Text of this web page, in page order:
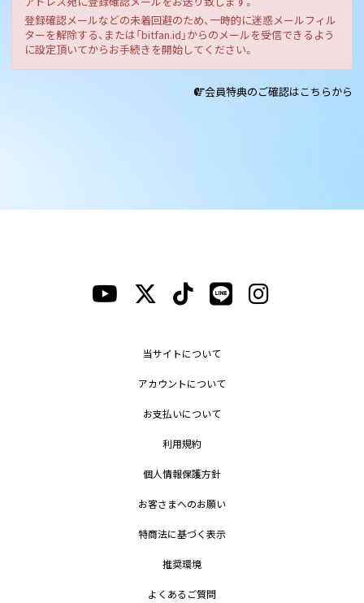
登録確認メールなどの未着回避のため、一時的に迷惑メールフィル
ターを解除する、または「bitfan.id」からのメールを受信できるよう
に設定頂いてからお手続きを開始してください。
会員特典のご確認はこちらから
当サイトについて
アカウントについて
お支払いについて
利用規約
個人情報保護方針
お客さまへのお願い
特商法に基づく表示
推奨環境
よくあるご質問